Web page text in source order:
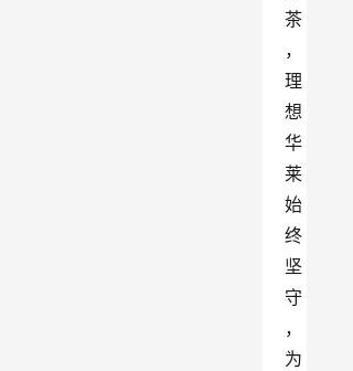
茶
，
理
想
华
莱
始
终
坚
守
，
为